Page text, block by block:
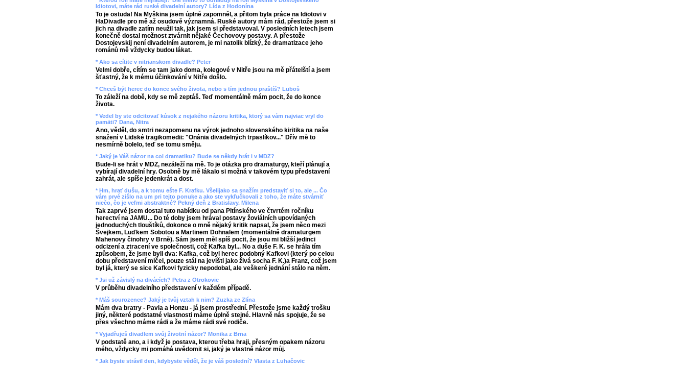
Idiotovi, máte rád ruské divadelní autory? Lída z Hodonína
To je ostuda! Na Myškina jsem úplně zapomněl, a přitom byla práce na Idiotovi v
HaDivadle pro mě až osudově významná. Ruské autory mám rád, přestože jsem si
jich na divadle zatím neužil tak, jak jsem si představoval. V posledních letech jsem
konečně dostal možnost ztvárnit nějaké Čechovovy postavy. A přestože
Dostojevskij není divadelním autorem, je mi natolik blízký, že dramatizace jeho
románů mě vždycky budou lákat.
* Ako sa cítite v nitrianskom divadle? Peter
Velmi dobře, cítím se tam jako doma, kolegové v Nitře jsou na mě přátelští a jsem
šťastný, že k mému účinkování v Nitře došlo.
* Chceš být herec do konce svého života, nebo s tím jednou praštíš? Luboš
To záleží na době, kdy se mě zeptáš. Teď momentálně mám pocit, že do konce
života.
* Vedel by ste odcitovať kúsok z nejakého názoru kritika, ktorý sa vám najviac vryl do
pamäti? Dana, Nitra
Ano, věděl, do smtri nezapomenu na výrok jednoho slovenského kiritika na naše
snažení v Lidské tragikomedii: "Onánia divadelných trpaslíkov..." Dřív mě to
nesmírně bolelo, teď se tomu směju.
* Jaký je Váš názor na col dramatiku? Bude se někdy hrát i v MDZ?
Bude-li se hrát v MDZ, nezáleží na mě. To je otázka pro dramaturgy, kteří plánují a
vybírají divadelní hry. Osobně by mě lákalo si možná v takovém typu představení
zahrát, ale spíše jedenkrát a dost.
* Hm, hrať dušu, a k tomu ešte F. Krafku. Všelijako sa snažím predstaviť si to, ale ... Čo
vám prvé zišlo na um pri tejto ponuke a ako ste vykľučkovali z toho, že máte stvárniť
niečo, čo je veľmi abstraktné? Pekný deň z Bratislavy. Milena
Tak zaprvé jsem dostal tuto nabídku od pana Pitínského ve čtvrtém ročníku
herectví na JAMU... Do té doby jsem hrával postavy žoviálních upovídaných
jednoduchých tlouštíků, dokonce o mně nějaký kritik napsal, že jsem něco mezi
Švejkem, Luďkem Sobotou a Martinem Dohnalem (momentálně dramaturgem
Mahenovy činohry v Brně). Sám jsem měl spíš pocit, že jsou mi bližší jedinci
odcizení a ztracení ve společnosti, což Kafka byl... No a duše F. K. se hrála tím
způsobem, že jsme byli dva: Kafka, což byl herec podobný Kafkovi (který po celou
dobu představení mlčel, pouze stál na jevišti jako živá socha F. K.)a Franz, což jsem
byl já, který se sice Kafkovi fyzicky nepodobal, ale veškeré jednání stálo na něm.
* Jsi už závislý na divácích? Petra z Otrokovic
V průběhu divadelního představení v každém případě.
* Máš sourozence? Jaký je tvůj vztah k nim? Zuzka ze Zlína
Mám dva bratry - Pavla a Honzu - já jsem prostřední. Přestože jsme každý trošku
jiný, některé podstatné vlastnosti máme úplně stejné. Hlavně nás spojuje, že se
přes všechno máme rádi a že máme rádi své rodiče.
* Vyjadřuješ divadlem svůj životní názor? Monika z Brna
V podstatě ano, a i když je postava, kterou třeba hraji, přesným opakem názoru
mého, vždycky mi pomáhá uvědomit si, jaký je vlastně názor můj.
* Jak byste strávil den, kdybyste věděl, že je váš poslední? Vlasta z Luhačovic